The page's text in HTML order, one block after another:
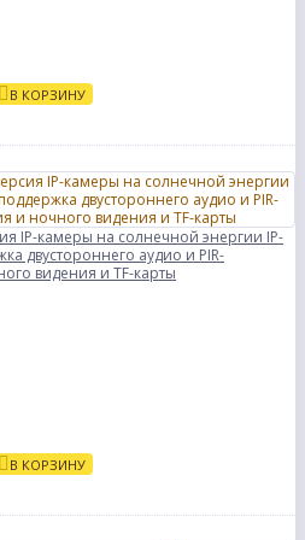
В КОРЗИНУ
IP-камеры на солнечной энергии IP-
двустороннего аудио и PIR-
видения и TF-карты
В КОРЗИНУ